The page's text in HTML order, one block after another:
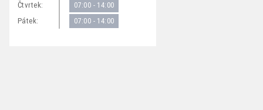
Čtvrtek: 07:00 - 14:00
Pátek: 07:00 - 14:00